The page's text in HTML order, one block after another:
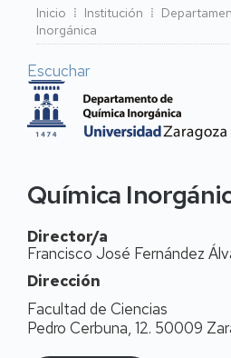
Ruta
de
navegación
Inicio Institución
Inorgánica
Escuchar
Química
Director/a
Francisco José Fernández
Dirección
Facultad de Ciencias
Pedro Cerbuna, 12. 50009